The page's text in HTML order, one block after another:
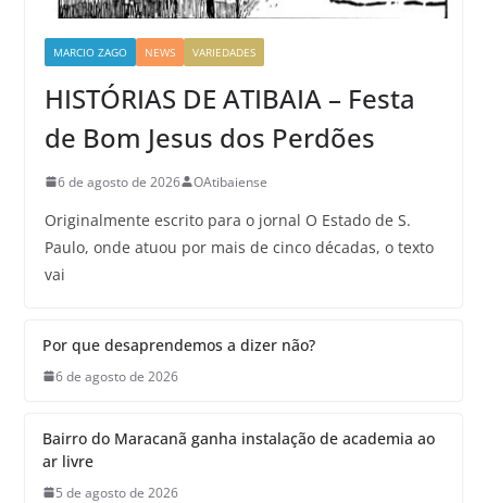
MARCIO ZAGO NEWS VARIEDADES
HISTÓRIAS DE ATIBAIA – Festa
de Bom Jesus dos Perdões
6 de agosto de 2026 OAtibaiense
Originalmente escrito para o jornal O Estado de S.
Paulo, onde atuou por mais de cinco décadas, o texto
vai
Por que desaprendemos a dizer não?
6 de agosto de 2026
Bairro do Maracanã ganha instalação de academia ao
ar livre
5 de agosto de 2026